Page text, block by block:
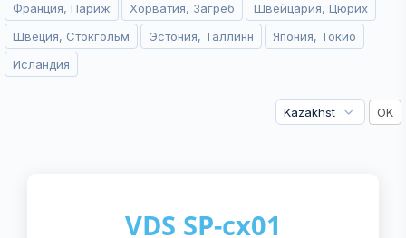
Франция, Париж
Хорватия, Загреб
Швейцария, Цюрих
Швеция, Стокгольм
Эстония, Таллинн
Япония, Токио
Исландия
VDS SP-cx01